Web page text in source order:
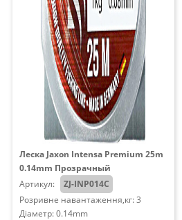
Леска Jaxon Intensa Premium 25m
0.14mm Прозрачный
Артикул:
ZJ-INP014C
Розривне навантаження,кг: 3
Діаметр: 0.14mm